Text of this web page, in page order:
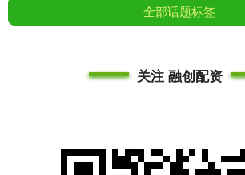
全部话题标签
关注 融创配资